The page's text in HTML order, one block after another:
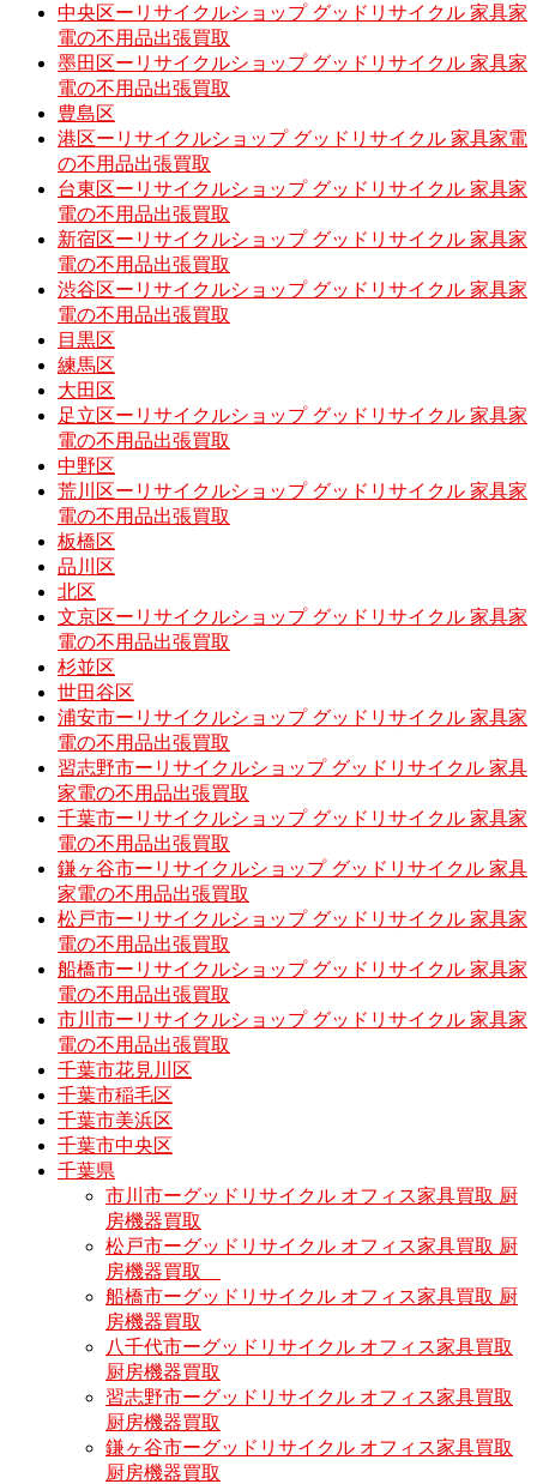
中央区ーリサイクルショップ グッドリサイクル 家具家
電の不用品出張買取
墨田区ーリサイクルショップ グッドリサイクル 家具家
電の不用品出張買取
豊島区
港区ーリサイクルショップ グッドリサイクル 家具家電
の不用品出張買取
台東区ーリサイクルショップ グッドリサイクル 家具家
電の不用品出張買取
新宿区ーリサイクルショップ グッドリサイクル 家具家
電の不用品出張買取
渋谷区ーリサイクルショップ グッドリサイクル 家具家
電の不用品出張買取
目黒区
練馬区
大田区
足立区ーリサイクルショップ グッドリサイクル 家具家
電の不用品出張買取
中野区
荒川区ーリサイクルショップ グッドリサイクル 家具家
電の不用品出張買取
板橋区
品川区
北区
文京区ーリサイクルショップ グッドリサイクル 家具家
電の不用品出張買取
杉並区
世田谷区
浦安市ーリサイクルショップ グッドリサイクル 家具家
電の不用品出張買取
習志野市ーリサイクルショップ グッドリサイクル 家具
家電の不用品出張買取
千葉市ーリサイクルショップ グッドリサイクル 家具家
電の不用品出張買取
鎌ヶ谷市ーリサイクルショップ グッドリサイクル 家具
家電の不用品出張買取
松戸市ーリサイクルショップ グッドリサイクル 家具家
電の不用品出張買取
船橋市ーリサイクルショップ グッドリサイクル 家具家
電の不用品出張買取
市川市ーリサイクルショップ グッドリサイクル 家具家
電の不用品出張買取
千葉市花見川区
千葉市稲毛区
千葉市美浜区
千葉市中央区
千葉県
市川市ーグッドリサイクル オフィス家具買取 厨
房機器買取
松戸市ーグッドリサイクル オフィス家具買取 厨
房機器買取
船橋市ーグッドリサイクル オフィス家具買取 厨
房機器買取
八千代市ーグッドリサイクル オフィス家具買取
厨房機器買取
習志野市ーグッドリサイクル オフィス家具買取
厨房機器買取
鎌ヶ谷市ーグッドリサイクル オフィス家具買取
厨房機器買取